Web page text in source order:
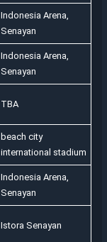
Indonesia Arena,
Senayan
Indonesia Arena,
Senayan
TBA
beach city
international stadium
Indonesia Arena,
Senayan
Istora Senayan